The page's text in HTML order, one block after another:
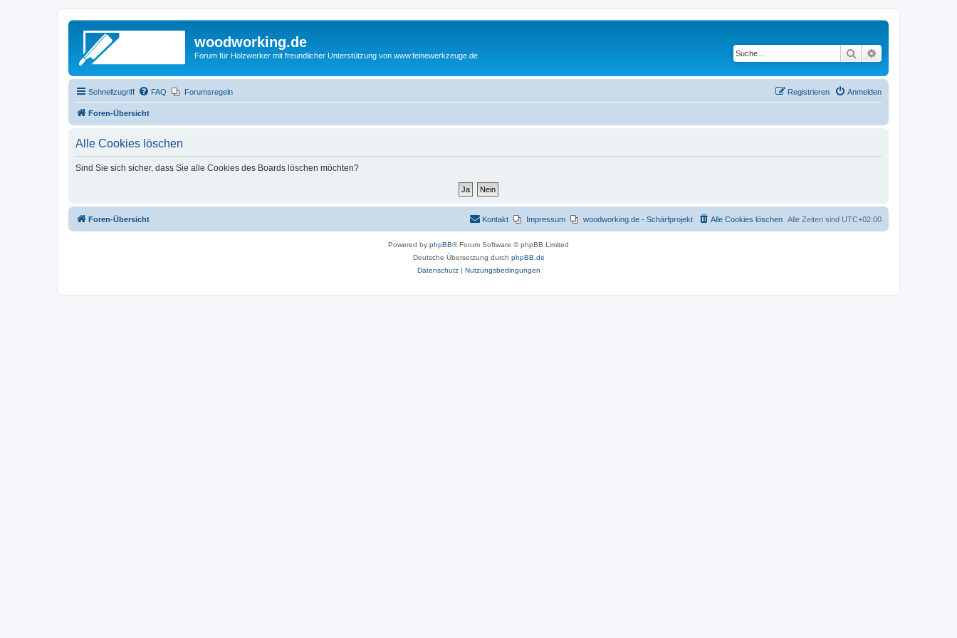
woodworking.de
Forum für Holzwerker mit freundlicher Unterstützung von www.feinewerkzeuge.de Suche
Schnellzugriff FAQ Forumsregeln Anmelden
Registrieren
Foren-Übersicht
Alle Cookies löschen
Sind Sie sich sicher, dass Sie alle Cookies des Boards löschen möchten?
Foren-Übersicht Alle Zeiten sind UTC+02:00
Alle Cookies löschen
woodworking.de - Schärfprojekt
Impressum
Kontakt
Powered by phpBB® Forum Software © phpBB Limited
Deutsche Übersetzung durch phpBB.de
Datenschutz| Nutzungsbedingungen